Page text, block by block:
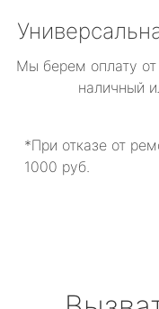
Мы берем оплату
наличный
*При отказе от
1000 руб.